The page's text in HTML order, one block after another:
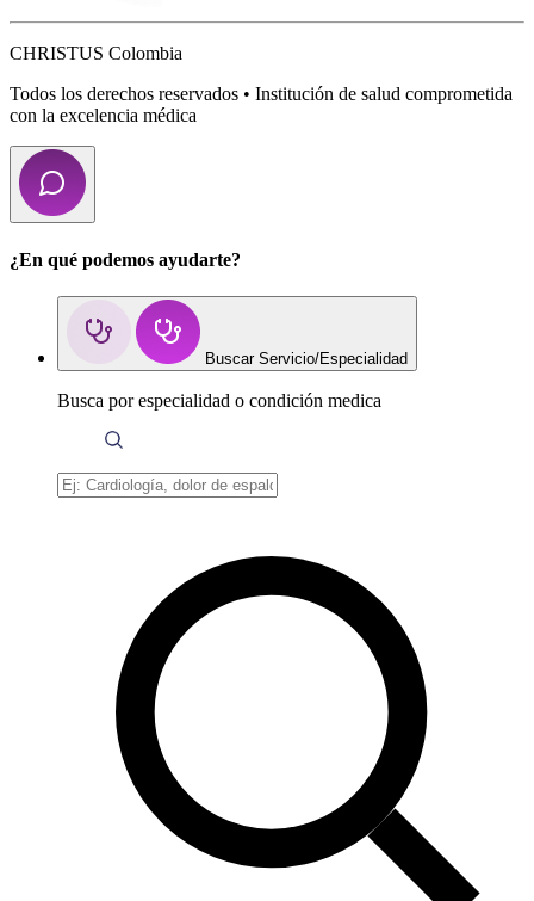
CHRISTUS Colombia
Todos los derechos reservados • Institución de salud comprometida
con la excelencia médica
¿En qué podemos ayudarte?
Buscar Servicio/Especialidad
Busca por especialidad o condición medica